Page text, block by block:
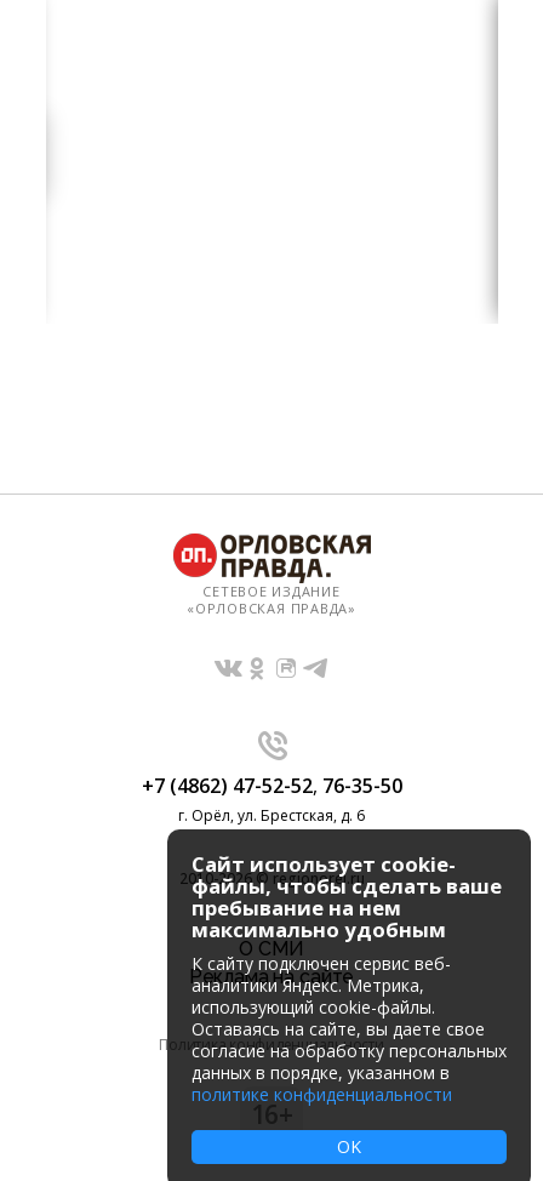
СЕТЕВОЕ ИЗДАНИЕ
«ОРЛОВСКАЯ ПРАВДА»
+7 (4862) 47-52-52, 76-35-50
г. Орёл, ул. Брестская, д. 6
2010-2026 © regionorel.ru
О СМИ
Реклама на сайте
Политика конфиденциальности
16+
Сайт использует cookie-
файлы, чтобы сделать ваше
пребывание на нем
максимально удобным
К cайту подключен сервис веб-
аналитики Яндекс. Метрика,
использующий cookie-файлы.
Оставаясь на сайте, вы даете свое
согласие на обработку персональных
данных в порядке, указанном в
политике конфиденциальности
OK